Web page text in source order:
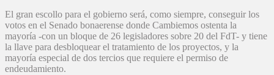
El gran escollo para el gobierno será, como siempre, conseguir los
votos en el Senado bonaerense donde Cambiemos ostenta la
mayoría -con un bloque de 26 legisladores sobre 20 del FdT- y tiene
la llave para desbloquear el tratamiento de los proyectos, y la
mayoría especial de dos tercios que requiere el permiso de
endeudamiento.